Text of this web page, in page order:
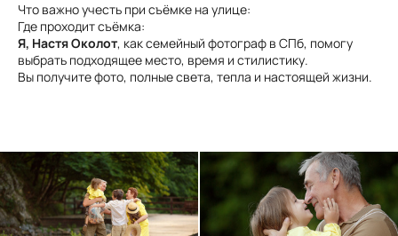
Что важно учесть при съёмке на улице:
Где проходит съёмка:
Я, Настя Околот, как семейный фотограф в СПб, помогу
выбрать подходящее место, время и стилистику.
Вы получите фото, полные света, тепла и настоящей жизни.